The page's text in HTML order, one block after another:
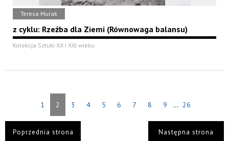
Teresa Murak
z cyklu: Rzeźba dla Ziemi (Równowaga balansu)
Kolekcja Sztuki XX i XXI wieku
1 2 3 4 5 6 7 8 9 ... 26
Poprzednia strona Następna strona